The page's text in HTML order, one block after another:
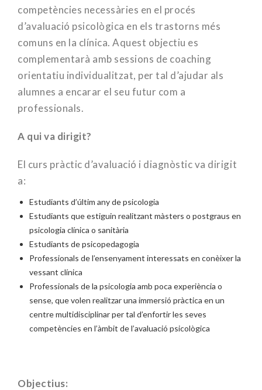
competències necessàries en el procés
d’avaluació psicològica en els trastorns més
comuns en la clínica. Aquest objectiu es
complementarà amb sessions de coaching
orientatiu individualitzat, per tal d’ajudar als
alumnes a encarar el seu futur com a
professionals.
A qui va dirigit?
El curs pràctic d’avaluació i diagnòstic va dirigit
a:
Estudiants d’últim any de psicologia
Estudiants que estiguin realitzant màsters o postgraus en
psicologia clínica o sanitària
Estudiants de psicopedagogia
Professionals de l’ensenyament interessats en conèixer la
vessant clínica
Professionals de la psicologia amb poca experiència o
sense, que volen realitzar una immersió pràctica en un
centre multidisciplinar per tal d’enfortir les seves
competències en l’àmbit de l’avaluació psicològica
Objectius: